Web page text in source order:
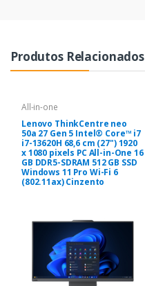
Produtos Relacionados
All-in-one
Lenovo ThinkCentre neo
50a 27 Gen 5 Intel® Core™ i7
i7-13620H 68,6 cm (27") 1920
x 1080 pixels PC All-in-One 16
GB DDR5-SDRAM 512 GB SSD
Windows 11 Pro Wi-Fi 6
(802.11ax) Cinzento